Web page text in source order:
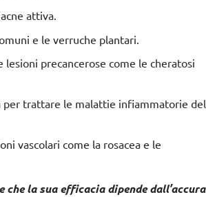
attiva.
e le verruche plantari.
precancerose come le cheratosi
per trattare le malattie infiammatorie
vascolari come la rosacea e le
la sua efficacia dipende